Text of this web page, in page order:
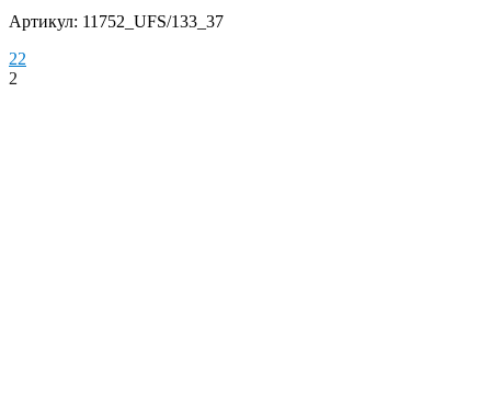
Артикул: 11752_UFS/133_37
22
2